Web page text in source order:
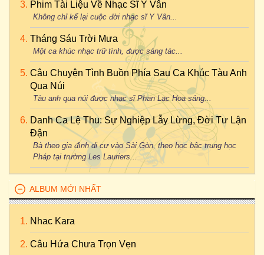
Phim Tài Liệu Về Nhạc Sĩ Y Vân
Không chỉ kể lại cuộc đời nhạc sĩ Y Vân...
Tháng Sáu Trời Mưa
Một ca khúc nhạc trữ tình, được sáng tác...
Câu Chuyện Tình Buồn Phía Sau Ca Khúc Tàu Anh
Qua Núi
Tàu anh qua núi được nhạc sĩ Phan Lạc Hoa sáng...
Danh Ca Lệ Thu: Sự Nghiệp Lẫy Lừng, Đời Tư Lận
Đận
Bà theo gia đình di cư vào Sài Gòn, theo học bậc trung học
Pháp tại trường Les Lauriers...
ALBUM MỚI NHẤT
Nhac Kara
Câu Hứa Chưa Trọn Vẹn